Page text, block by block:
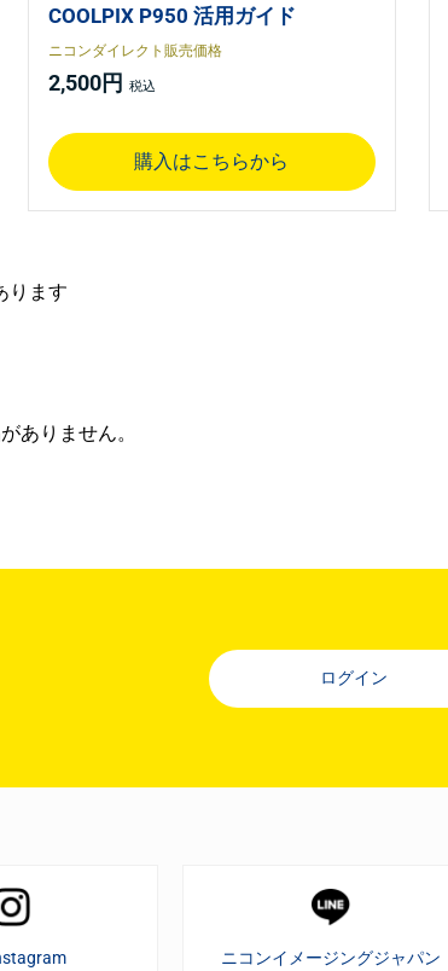
COOLPIX P950 活用ガイド
ニコンダイレクト販売価格
2,500円
購入はこちらから
ります
ありません。
ログイン
ニコンイメージングジャパン